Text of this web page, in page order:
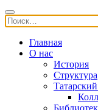
Главная
О нас
История
Структура